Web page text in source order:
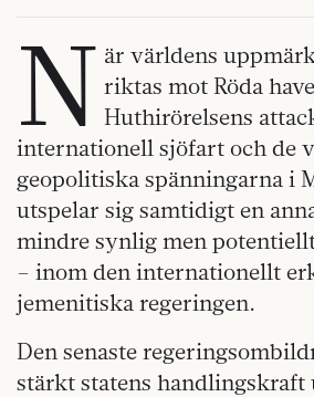
N är världens
riktas mot Röda
Huthirörelsens
internationell sjöfart och de
geopolitiska spänningarna i
utspelar sig samtidigt en
mindre synlig men
– inom den internationellt
jemenitiska regeringen.
Den senaste
stärkt statens handlingskraft